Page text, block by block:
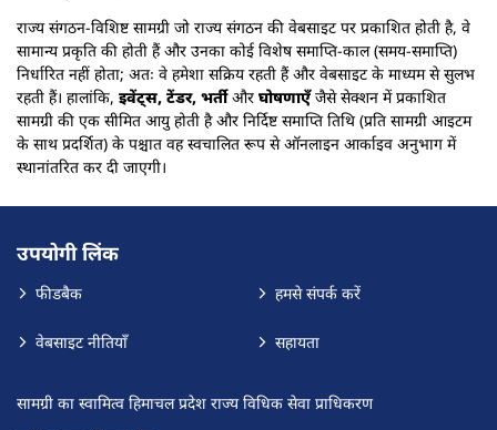
राज्य संगठन-विशिष्ट सामग्री जो राज्य संगठन की वेबसाइट पर प्रकाशित होती है, वे
सामान्य प्रकृति की होती हैं और उनका कोई विशेष समाप्ति-काल (समय-समाप्ति)
निर्धारित नहीं होता; अतः वे हमेशा सक्रिय रहती हैं और वेबसाइट के माध्यम से सुलभ
रहती हैं। हालांकि, इवेंट्स, टेंडर, भर्तीऔर घोषणाएँजैसे सेक्शन में प्रकाशित
सामग्री की एक सीमित आयु होती है और निर्दिष्ट समाप्ति तिथि (प्रति सामग्री आइटम
के साथ प्रदर्शित) के पश्चात वह स्वचालित रूप से ऑनलाइन आर्काइव अनुभाग में
स्थानांतरित कर दी जाएगी।
उपयोगी लिंक
फीडबैक
वेबसाइट नीतियाँ
हमसे संपर्क करें
सहायता
सामग्री का स्वामित्व हिमाचल प्रदेश राज्य विधिक सेवा प्राधिकरण